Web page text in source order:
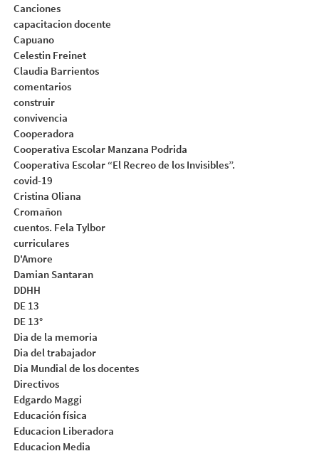
Canciones
capacitacion docente
Capuano
Celestin Freinet
Claudia Barrientos
comentarios
construir
convivencia
Cooperadora
Cooperativa Escolar Manzana Podrida
Cooperativa Escolar “El Recreo de los Invisibles”.
covid-19
Cristina Oliana
Cromañon
cuentos. Fela Tylbor
curriculares
D'Amore
Damian Santaran
DDHH
DE 13
DE 13°
Dia de la memoria
Dia del trabajador
Dia Mundial de los docentes
Directivos
Edgardo Maggi
Educación física
Educacion Liberadora
Educacion Media